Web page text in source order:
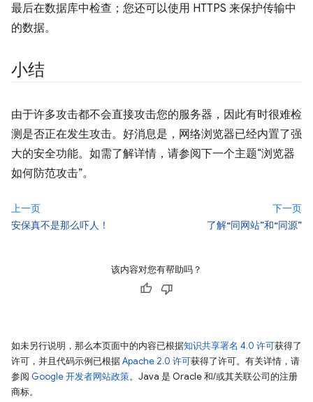
最后在数据库中检查；您还可以使用 HTTPS 来保护传输中
的数据。
小结
由于许多攻击都不会直接攻击您的服务器，因此有时很难检
测是否正在发生攻击。好消息是，网络浏览器已经内置了强
大的安全功能。如需了解详情，请参阅下一个主题“浏览器
如何防范攻击”。
上一页
安保真不是那么吓人！
下一页
了解“同网站”和“同源”
该内容对您有帮助吗？
如未另行说明，那么本页面中的内容已根据知识共享署名 4.0 许可获得了
许可，并且代码示例已根据Apache 2.0 许可获得了许可。有关详情，请
参阅 Google 开发者网站政策。Java 是 Oracle 和/或其关联公司的注册
商标。